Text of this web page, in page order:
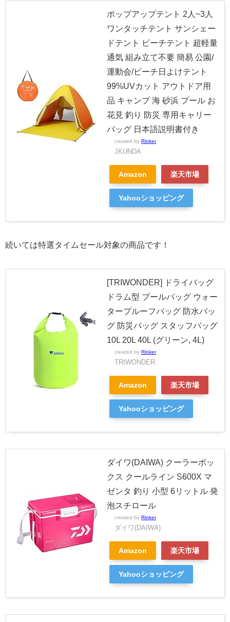
ポップアップテント 2人~3人
ワンタッチテント サンシェー
ドテント ビーチテント 超軽量
通気 組み立て不要 簡易 公園/
運動会/ビーチ日よけテント
99%UVカット アウトドア用
品 キャンプ 海 砂浜 プール お
花見 釣り 防災 専用キャリー
バッグ 日本語説明書付き
created by Rinker
JKUNDA
Amazon 楽天市場
Yahooショッピング
続いては特選タイムセール対象の商品です！
[TRIWONDER] ドライバッグ
ドラム型 プールバッグ ウォー
タープルーフバッグ 防水バッ
グ 防災バッグ スタッフバッグ
10L 20L 40L (グリーン, 4L)
created by Rinker
TRIWONDER
Amazon 楽天市場
Yahooショッピング
ダイワ(DAIWA) クーラーボッ
クス クールライン S600X マ
ゼンタ 釣り 小型 6リットル 発
泡スチロール
created by Rinker
ダイワ(DAIWA)
Amazon 楽天市場
Yahooショッピング